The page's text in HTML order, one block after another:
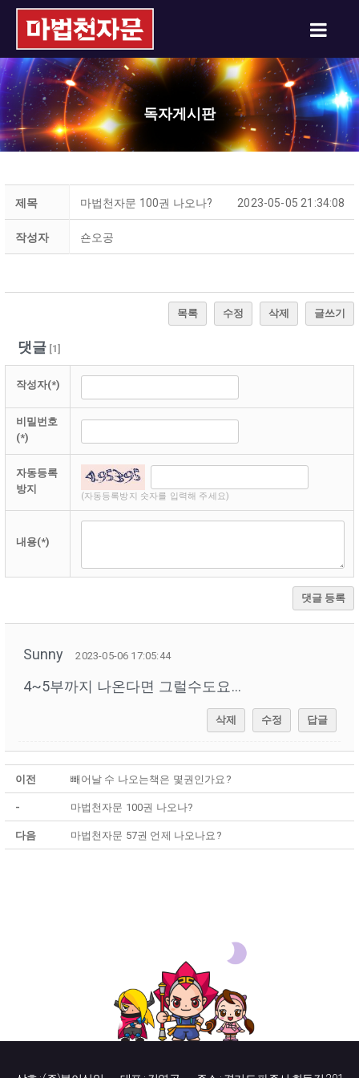
독자게시판
제목 마법천자문 100권 나오나? 2023-05-05 21:34:08
작성자 숀오공
목록 수정 삭제 글쓰기
댓글[1]
작성자(*)
비밀번호
(*)
자동등록
방지
(자동등록방지 숫자를 입력해 주세요)
내용(*)
댓글 등록
Sunny 2023-05-06 17:05:44
4~5부까지 나온다면 그럴수도요…
삭제 수정 답글
이전 빼어날 수 나오는책은 몇권인가요?
- 마법천자문 100권 나오나?
다음 마법천자문 57권 언제 나오나요?